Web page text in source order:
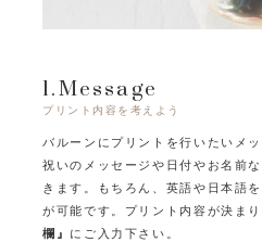
1.Message
プリント内容を考えよう
バルーンにプリントを行いたいメ
祝いのメッセージや日付やお名前
きます。
もちろん、英語や日本語
が可能です。 プリント内容が決ま
欄』 にご入力下さい。